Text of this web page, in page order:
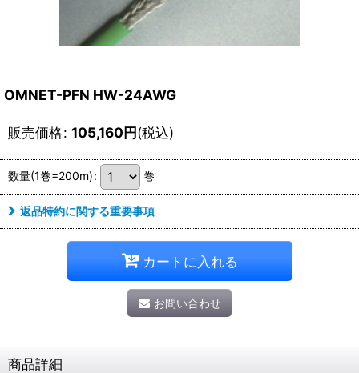
OMNET-PFN HW-24AWG
販売価格: 105,160円(税込)
数量(1巻=200m): 巻
返品特約に関する重要事項
カートに入れる
お問い合わせ
商品詳細